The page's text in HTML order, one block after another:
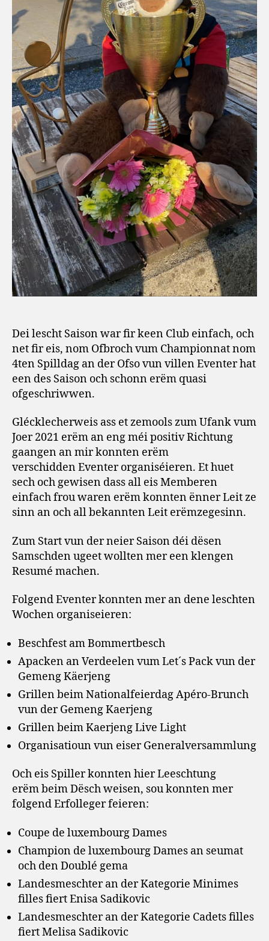
Dei lescht Saison war fir keen Club einfach, och
net fir eis, nom Ofbroch vum Championnat nom
4ten Spilldag an der Ofso vun villen Eventer hat
een des Saison och schonn erëm quasi
ofgeschriwwen.
Glécklecherweis ass et zemools zum Ufank vum
Joer 2021 erëm an eng méi positiv Richtung
gaangen an mir konnten erëm
verschidden Eventer organiséieren. Et huet
sech och gewisen dass all eis Memberen
einfach frou waren erëm konnten ënner Leit ze
sinn an och all bekannten Leit erëmzegesinn.
Zum Start vun der neier Saison déi dësen
Samschden ugeet wollten mer een klengen
Resumé machen.
Folgend Eventer konnten mer an dene leschten
Wochen organiseieren:
Beschfest am Bommertbesch
Apacken an Verdeelen vum Let´s Pack vun der
Gemeng Käerjeng
Grillen beim Nationalfeierdag Apéro-Brunch
vun der Gemeng Kaerjeng
Grillen beim Kaerjeng Live Light
Organisatioun vun eiser Generalversammlung
Och eis Spiller konnten hier Leeschtung
erëm beim Dësch weisen, sou konnten mer
folgend Erfolleger feieren:
Coupe de luxembourg Dames
Champion de luxembourg Dames an seumat
och den Doublé gema
Landesmeschter an der Kategorie Minimes
filles fiert Enisa Sadikovic
Landesmeschter an der Kategorie Cadets filles
fiert Melisa Sadikovic